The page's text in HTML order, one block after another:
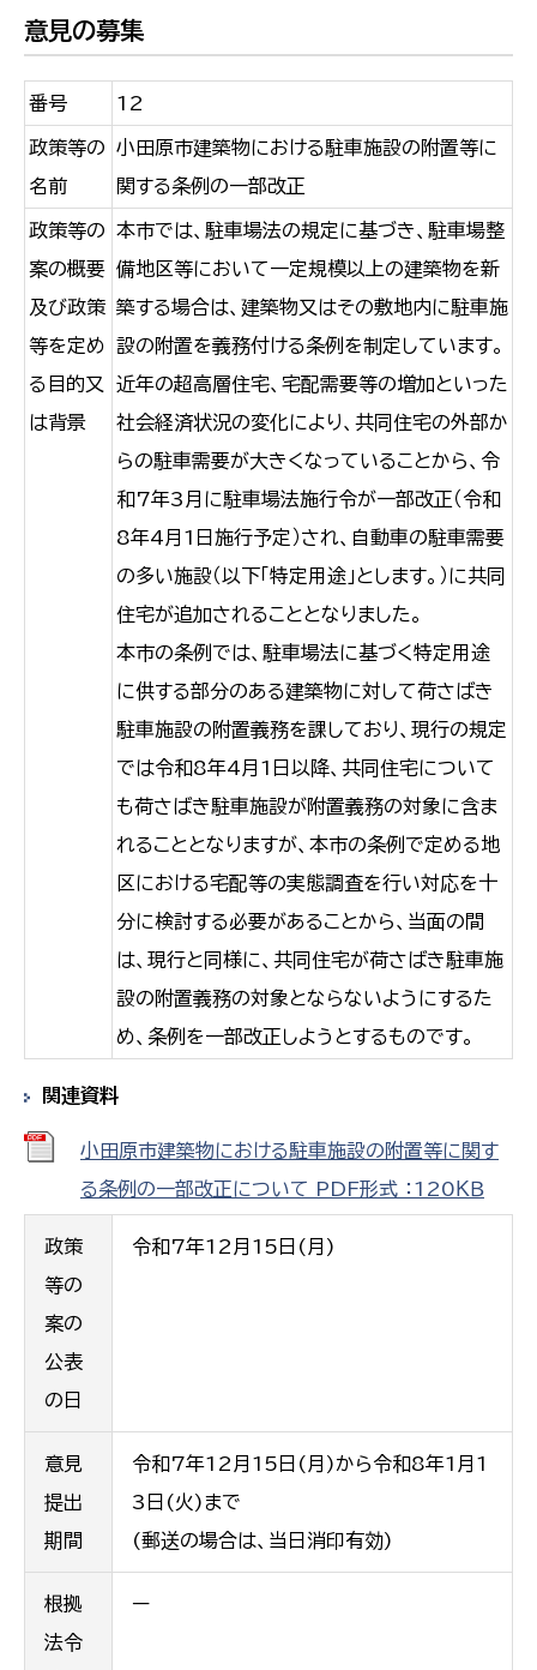
意見の募集
番号 12
政策等の
名前
小田原市建築物における駐車施設の附置等に
関する条例の一部改正
政策等の
案の概要
及び政策
等を定め
る目的又
は背景
本市では、駐車場法の規定に基づき、駐車場整
備地区等において一定規模以上の建築物を新
築する場合は、建築物又はその敷地内に駐車施
設の附置を義務付ける条例を制定しています。
近年の超高層住宅、宅配需要等の増加といった
社会経済状況の変化により、共同住宅の外部か
らの駐車需要が大きくなっていることから、令
和7年3月に駐車場法施行令が一部改正（令和
8年4月1日施行予定）され、自動車の駐車需要
の多い施設（以下「特定用途」とします。）に共同
住宅が追加されることとなりました。
本市の条例では、駐車場法に基づく特定用途
に供する部分のある建築物に対して荷さばき
駐車施設の附置義務を課しており、現行の規定
では令和8年4月1日以降、共同住宅について
も荷さばき駐車施設が附置義務の対象に含ま
れることとなりますが、本市の条例で定める地
区における宅配等の実態調査を行い対応を十
分に検討する必要があることから、当面の間
は、現行と同様に、共同住宅が荷さばき駐車施
設の附置義務の対象とならないようにするた
め、条例を一部改正しようとするものです。
関連資料
小田原市建築物における駐車施設の附置等に関す
る条例の一部改正について PDF形式 ：120ＫＢ
政策
等の
案の
公表
の日
令和7年12月15日(月)
意見
提出
期間
令和7年12月15日(月)から令和8年1月1
3日(火)まで
(郵送の場合は、当日消印有効)
根拠
法令
ー